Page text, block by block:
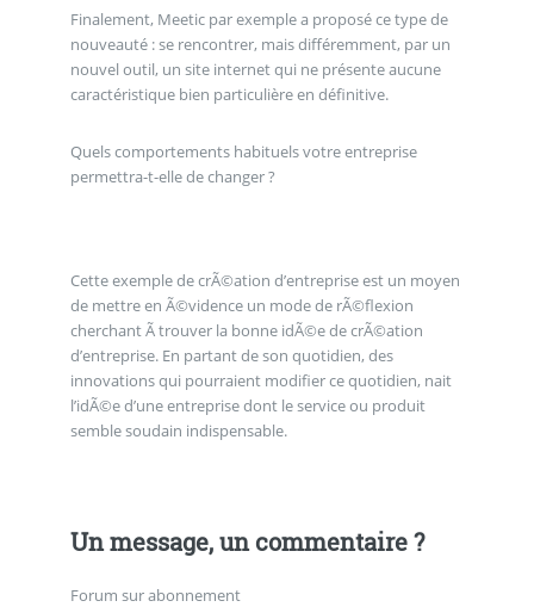
Finalement, Meetic par exemple a proposé ce type de
nouveauté : se rencontrer, mais différemment, par un
nouvel outil, un site internet qui ne présente aucune
caractéristique bien particulière en définitive.
Quels comportements habituels votre entreprise
permettra-t-elle de changer ?
Cette exemple de crÃ©ation d’entreprise est un moyen
de mettre en Ã©vidence un mode de rÃ©flexion
cherchant Ã trouver la bonne idÃ©e de crÃ©ation
d’entreprise. En partant de son quotidien, des
innovations qui pourraient modifier ce quotidien, nait
l’idÃ©e d’une entreprise dont le service ou produit
semble soudain indispensable.
Un message, un commentaire ?
Forum sur abonnement